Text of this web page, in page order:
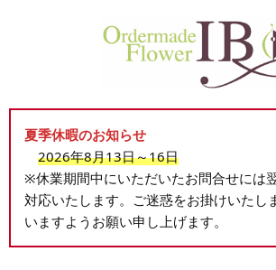
夏季休暇のお知らせ
2026年8月13日～16日
※休業期間中にいただいたお問合せには
対応いたします。ご迷惑をお掛けいたし
いますようお願い申し上げます。